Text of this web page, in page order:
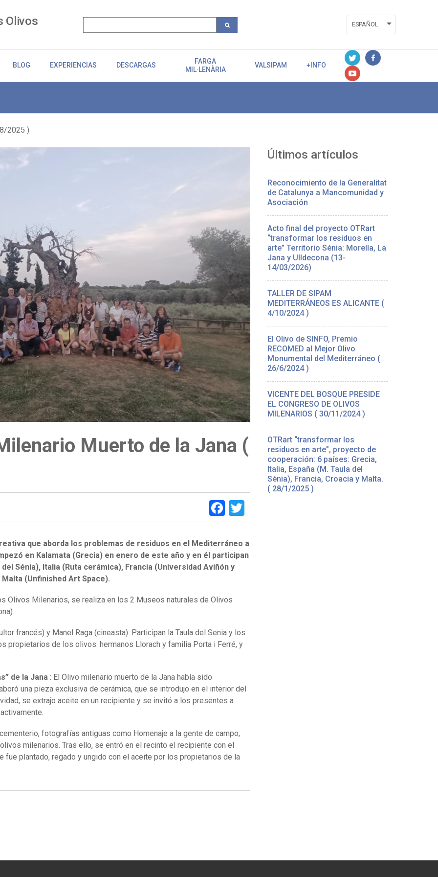
Olivos
ESPAÑOL
VALENCIÀ
BLOG EXPERIENCIAS DESCARGAS
FARGA
MIL·LENÀRIA
VALSIPAM +INFO
2025 )
Muerto de la Jana (
Facebook
Twitter
que aborda los problemas de residuos en el Mediterráneo a
en Kalamata (Grecia) en enero de este año y en él participan
Sénia), Italia (Ruta cerámica), Francia (Universidad Aviñón y
(Unfinished Art Space).
Olivos Milenarios, se realiza en los 2 Museos naturales de Olivos
francés) y Manel Raga (cineasta). Participan la Taula del Senia y los
propietarios de los olivos: hermanos Llorach y familia Porta i Ferré, y
de la Jana : El Olivo milenario muerto de la Jana había sido
una pieza exclusiva de cerámica, que se introdujo en el interior del
se extrajo aceite en un recipiente y se invitó a los presentes a
fotografías antiguas como Homenaje a la gente de campo,
milenarios. Tras ello, se entró en el recinto el recipiente con el
fue plantado, regado y ungido con el aceite por los propietarios de la
Últimos artículos
Reconocimiento de la Generalitat
de Catalunya a Mancomunidad y
Asociación
Acto final del proyecto OTRart
“transformar los residuos en
arte” Territorio Sénia: Morella, La
Jana y Ulldecona (13-
14/03/2026)
TALLER DE SIPAM
MEDITERRÁNEOS ES ALICANTE (
4/10/2024 )
El Olivo de SINFO, Premio
RECOMED al Mejor Olivo
Monumental del Mediterráneo (
26/6/2024 )
VICENTE DEL BOSQUE PRESIDE
EL CONGRESO DE OLIVOS
MILENARIOS ( 30/11/2024 )
OTRart “transformar los
residuos en arte”, proyecto de
cooperación: 6 países: Grecia,
Italia, España (M. Taula del
Sénia), Francia, Croacia y Malta.
( 28/1/2025 )